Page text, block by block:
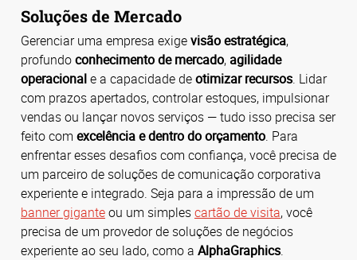
Soluções de Mercado
Gerenciar uma empresa exigevisão estratégica,
profundoconhecimento de mercado,agilidade
operacionale a capacidade deotimizar recursos. Lidar
com prazos apertados, controlar estoques, impulsionar
vendas ou lançar novos serviços — tudo isso precisa ser
feito com excelência e dentro do orçamento. Para
enfrentar esses desafios com confiança, você precisa de
um parceiro de soluções de comunicação corporativa
experiente e integrado. Seja para a impressão de um
banner giganteou um simplescartão de visita, você
precisa de um provedor de soluções de negócios
experiente ao seu lado, como a AlphaGraphics.